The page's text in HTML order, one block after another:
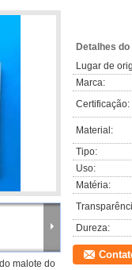
malote do
Detalhes
Lugar de
Marca:
Certificação:
Material:
Tipo:
Uso:
Matéria:
Dureza: